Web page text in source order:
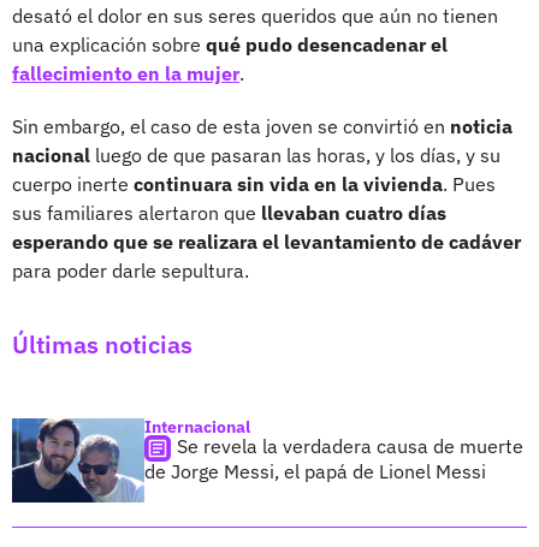
desató el dolor en sus seres queridos que aún no tienen
una explicación sobre qué pudo desencadenar el
fallecimiento en la mujer.
Sin embargo, el caso de esta joven se convirtió en noticia
nacional luego de que pasaran las horas, y los días, y su
cuerpo inerte continuara sin vida en la vivienda. Pues
sus familiares alertaron que llevaban cuatro días
esperando que se realizara el levantamiento de cadáver
para poder darle sepultura.
Últimas noticias
Internacional
Se revela la verdadera causa de muerte
de Jorge Messi, el papá de Lionel Messi